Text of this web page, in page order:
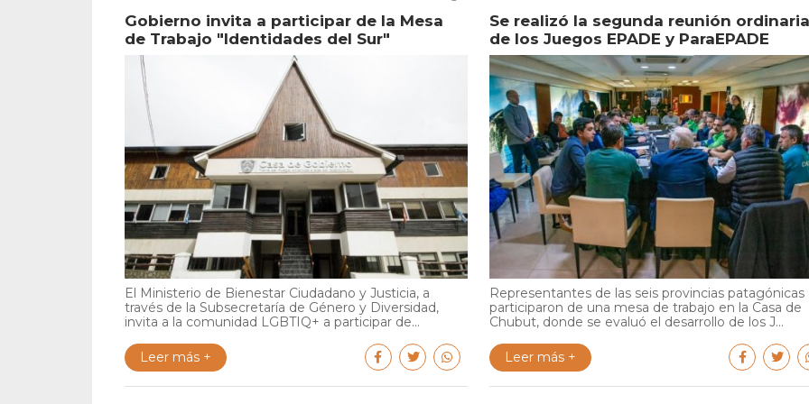
Gobierno invita a participar de la Mesa
de Trabajo "Identidades del Sur"
El Ministerio de Bienestar Ciudadano y Justicia, a
través de la Subsecretaría de Género y Diversidad,
invita a la comunidad LGBTIQ+ a participar de...
Leer más +
Se realizó la segunda reunión ordinaria
de los Juegos EPADE y ParaEPADE
Representantes de las seis provincias patagónicas
participaron de una mesa de trabajo en la Casa de
Chubut, donde se evaluó el desarrollo de los J...
Leer más +